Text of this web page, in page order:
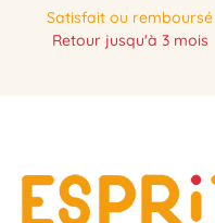
Satisfait ou remboursé
Retour jusqu'à 3 mois